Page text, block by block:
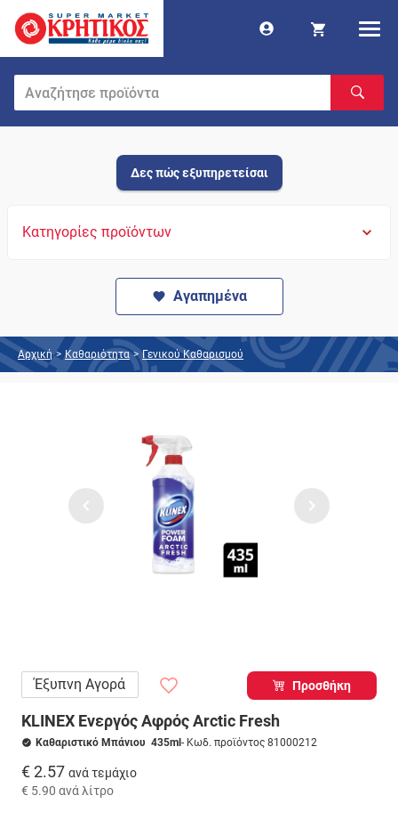
Δες πώς εξυπηρετείσαι
Κατηγορίες προϊόντων
Αγαπημένα
Αρχική > Καθαριότητα > Γενικού Καθαρισμού
Έξυπνη Αγορά Προσθήκη
KLINEX Ενεργός Αφρός Arctic Fresh
Καθαριστικό Μπάνιου 435ml - Κωδ. προϊόντος 81000212
€ 2.57 ανά τεμάχιο
€ 5.90 ανά λίτρο